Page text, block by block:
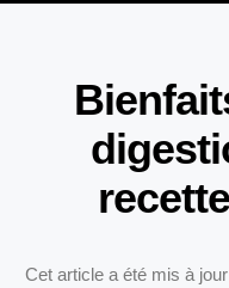
Cet article a été mis à